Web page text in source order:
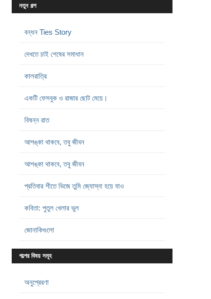
নতুন গল্প
বন্ধন Ties Story
দেখতে চাই শেষের সমাধান
কালরাত্রি
একটি ফেসবুক ও রাজার ছোট মেয়ে।
বিষন্ন রাত
আশঙ্কা থাকবে, তবু জীবন
আশঙ্কা থাকবে, তবু জীবন
প্রতিবার শীতে ভিজে তুমি জ্যোস্না হয়ে যাও
কবিতা: পুতুল খেলার ভুল
জোনাকিগুলো
গল্পের বিষয় সমূহ
অনুপ্রেরণা